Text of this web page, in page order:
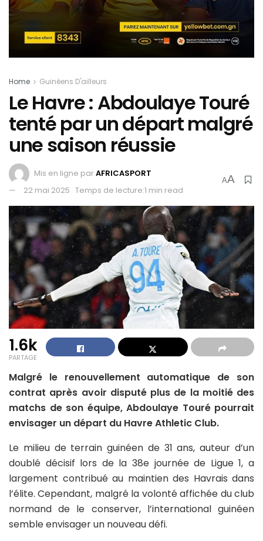
Home Guinéens D'ailleurs
Le Havre : Abdoulaye Touré
tenté par un départ malgré
une saison réussie
Mis en ligne parAFRICASPORT
22 mai 2025 Temps de lecture:1 min read
AA
1.6k
PARTAGE
Malgré le renouvellement automatique de son
contrat après avoir disputé plus de la moitié des
matchs de son équipe, Abdoulaye Touré pourrait
envisager un départ du Havre Athletic Club.
Le milieu de terrain guinéen de 31 ans, auteur d’un
doublé décisif lors de la 38e journée de Ligue 1, a
largement contribué au maintien des Havrais dans
l’élite. Cependant, malgré la volonté affichée du club
normand de le conserver, l’international guinéen
semble envisager un nouveau défi.